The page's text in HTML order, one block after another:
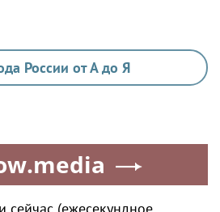
России от А до Я
сейчас (ежесекундное